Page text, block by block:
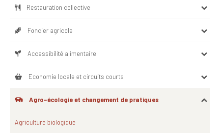
Restauration collective
Foncier agricole
Accessibilité alimentaire
Economie locale et circuits courts
Agro-écologie et changement de pratiques
Agriculture biologique